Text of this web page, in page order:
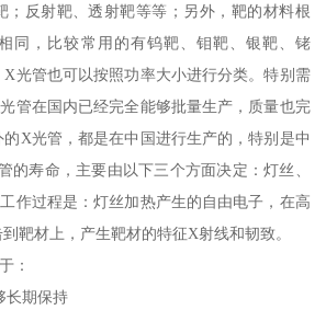
；反射靶、透射靶等等；另外，靶的材料根
同，比较常用的有钨靶、钼靶、银靶、铑
光管也可以按照功率大小进行分类。特别需
管在国内已经完全能够批量生产，质量也完
X光管，都是在中国进行生产的，特别是中
的寿命，主要由以下三个方面决定：灯丝、
作过程是：灯丝加热产生的自由电子，在高
靶材上，产生靶材的特征X射线和韧致。
：
长期保持